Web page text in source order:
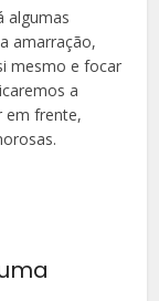
algumas
amarração,
mesmo e focar
a
em frente,